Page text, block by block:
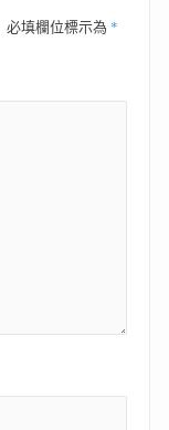
必填欄位標示為 *